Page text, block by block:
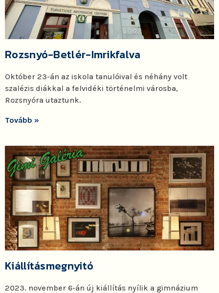
Rozsnyó-Betlér-Imrikfalva
Október 23-án az iskola tanulóival és néhány volt
szalézis diákkal a felvidéki történelmi városba,
Rozsnyóra utaztunk.
Tovább »
Kiállításmegnyitó
2023. november 6-án új kiállítás nyílik a gimnázium